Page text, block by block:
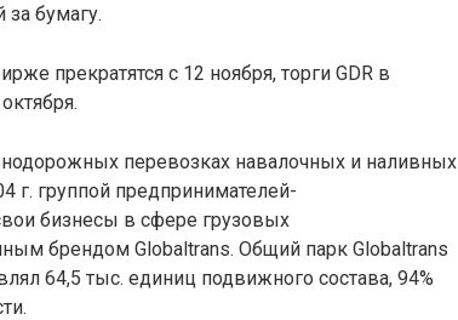
бумагу.
прекратятся с 12 ноября, торги GDR в
перевозках навалочных и наливных
г. группой предпринимателей-
бизнесы в сфере грузовых
брендом Globaltrans. Общий парк Globaltrans
64,5 тыс. единиц подвижного состава, 94%